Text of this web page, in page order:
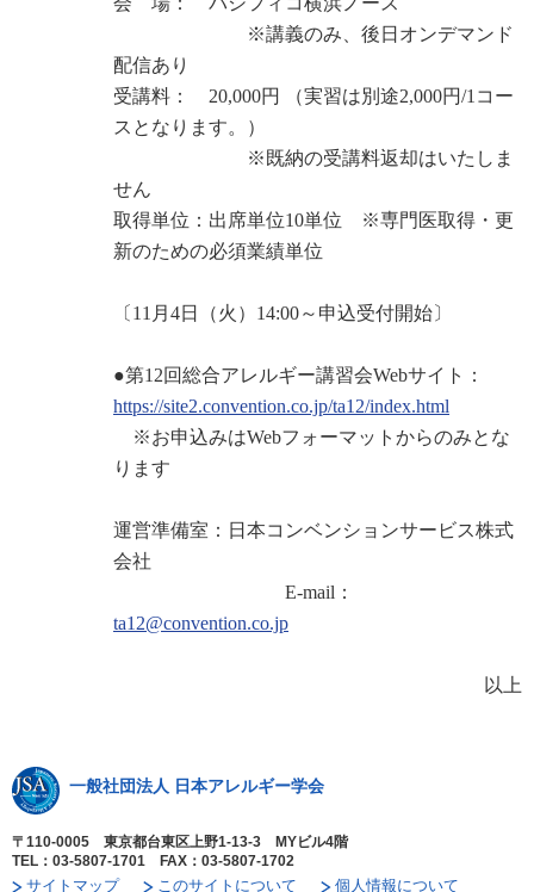
※講義のみ、後日オンデマンド
配信あり
受講料： 20,000円 （実習は別途2,000円/1コー
スとなります。）
※既納の受講料返却はいたしま
せん
取得単位：出席単位10単位
※専門医取得・更
新のための必須業績単位
〔11月4日（火）14:00～申込受付開始〕
●第12回総合アレルギー講習会Webサイト：
https://site2.convention.co.jp/ta12/index.html
※お申込みはWebフォーマットからのみとな
ります
運営準備室：日本コンベンションサービス株式
会社
E-mail：
ta12@convention.co.jp
以上
一般社団法人 日本アレルギー学会
〒110-0005 東京都台東区上野1-13-3 MYビル4階
TEL：03-5807-1701 FAX：03-5807-1702
サイトマップ このサイトについて 個人情報について